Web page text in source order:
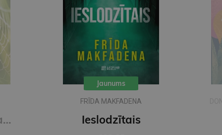
Zīda neceļi. Vakara romāns
Jaunums
FRĪDA MAKFADENA
Ieslodzītais